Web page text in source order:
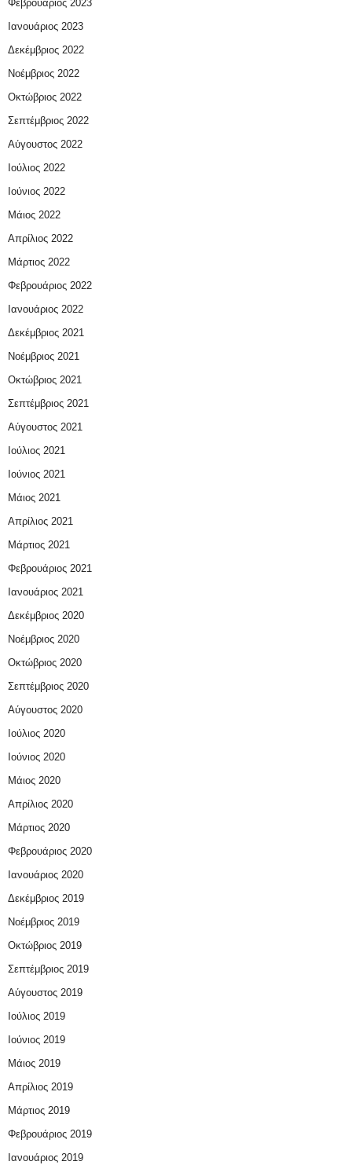
Φεβρουάριος 2023
Ιανουάριος 2023
Δεκέμβριος 2022
Νοέμβριος 2022
Οκτώβριος 2022
Σεπτέμβριος 2022
Αύγουστος 2022
Ιούλιος 2022
Ιούνιος 2022
Μάιος 2022
Απρίλιος 2022
Μάρτιος 2022
Φεβρουάριος 2022
Ιανουάριος 2022
Δεκέμβριος 2021
Νοέμβριος 2021
Οκτώβριος 2021
Σεπτέμβριος 2021
Αύγουστος 2021
Ιούλιος 2021
Ιούνιος 2021
Μάιος 2021
Απρίλιος 2021
Μάρτιος 2021
Φεβρουάριος 2021
Ιανουάριος 2021
Δεκέμβριος 2020
Νοέμβριος 2020
Οκτώβριος 2020
Σεπτέμβριος 2020
Αύγουστος 2020
Ιούλιος 2020
Ιούνιος 2020
Μάιος 2020
Απρίλιος 2020
Μάρτιος 2020
Φεβρουάριος 2020
Ιανουάριος 2020
Δεκέμβριος 2019
Νοέμβριος 2019
Οκτώβριος 2019
Σεπτέμβριος 2019
Αύγουστος 2019
Ιούλιος 2019
Ιούνιος 2019
Μάιος 2019
Απρίλιος 2019
Μάρτιος 2019
Φεβρουάριος 2019
Ιανουάριος 2019